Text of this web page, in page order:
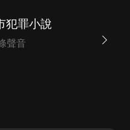
犯罪小說
聲音